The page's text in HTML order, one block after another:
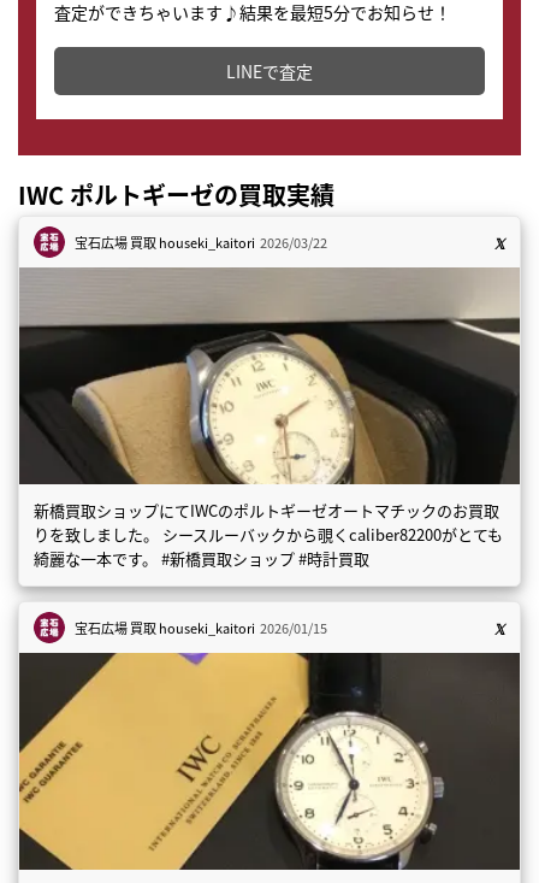
査定ができちゃいます♪結果を最短5分でお知らせ！
どこからでもすぐに査定金額を知ることが出来ます。
LINEで査定
IWC ポルトギーゼの買取実績
宝石広場 買取houseki_kaitori 2026/03/22
新橋買取ショップにてIWCのポルトギーゼオートマチックのお買取
りを致しました。 シースルーバックから覗くcaliber82200がとても
綺麗な一本です。 #新橋買取ショップ #時計買取
宝石広場 買取houseki_kaitori 2026/01/15